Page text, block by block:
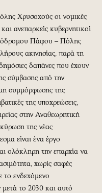
στην ''Κ''
Επιστολές
Χρυσοχούς οι νομικές
ανεπαρκείς κυβερνητικοί
Πάφου – Πόλης
ακινησίας, παρά τη
δαπάνες που έχουν
σύμβασης από την
συμμόρφωσης της
της υποχρεώσεις,
στην Αναθεωρητική
της νέας
είναι ένα έργο
ολόκληρη την επαρχία να
χωρίς σαφές
το ενδεχόμενο
το 2030 και αυτό